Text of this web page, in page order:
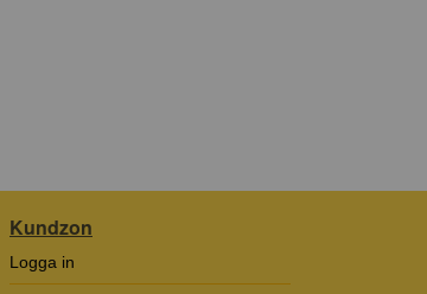
Kundzon
Logga in